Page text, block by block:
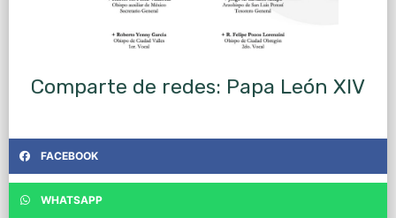
Comparte de redes: Papa León XIV
FACEBOOK
WHATSAPP